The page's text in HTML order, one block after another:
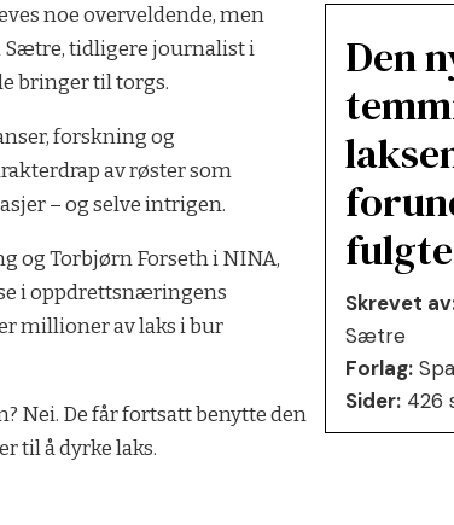
Den
fulgte
Skrevet
Sætre
Forlag:
Sider:426
noe overveldende, men
Sætre, tidligere journalist i
bringer til torgs.
forskning og
av røster som
– og selve intrigen.
og Torbjørn Forseth i NINA,
i oppdrettsnæringens
millioner av laks i bur
Nei. De får fortsatt benytte den
til å dyrke laks.